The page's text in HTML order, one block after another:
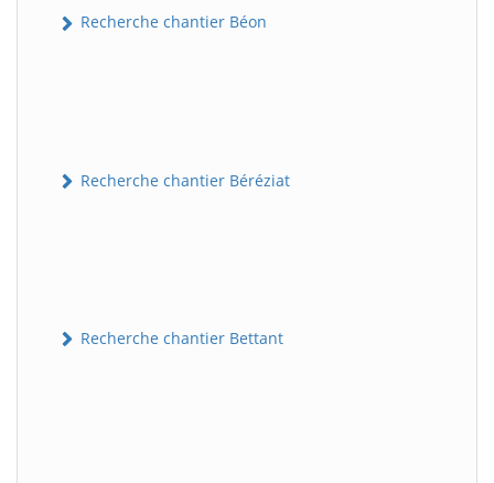
Recherche chantier Béon
Recherche chantier Béréziat
Recherche chantier Bettant